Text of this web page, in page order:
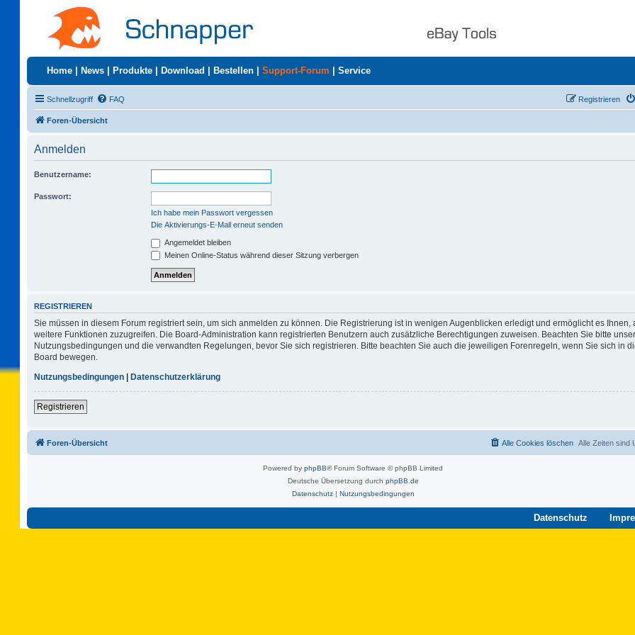
Home News Produkte Download Bestellen Support-Forum Service
Schnellzugriff FAQ Registrieren
Foren-Übersicht
Anmelden
Benutzername:
Passwort:
Ich habe mein Passwort vergessen
Die Aktivierungs-E-Mail erneut senden
Angemeldet bleiben
Meinen Online-Status während dieser Sitzung verbergen
REGISTRIEREN
Sie müssen in diesem Forum registriert sein, um sich anmelden zu können. Die Registrierung ist in wenigen Augenblicken erledigt und ermöglicht es Ihnen,
weitere Funktionen zuzugreifen. Die Board-Administration kann registrierten Benutzern auch zusätzliche Berechtigungen zuweisen. Beachten Sie bitte
Nutzungsbedingungen und die verwandten Regelungen, bevor Sie sich registrieren. Bitte beachten Sie auch die jeweiligen Forenregeln, wenn Sie sich in
Board bewegen.
Nutzungsbedingungen | Datenschutzerklärung
Registrieren
Foren-Übersicht Alle Zeiten sind
Alle Cookies löschen
Powered by phpBB® Forum Software © phpBB Limited
Deutsche Übersetzung durch phpBB.de
Datenschutz| Nutzungsbedingungen
Datenschutz